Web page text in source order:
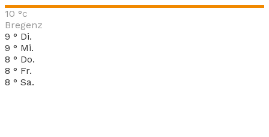
10 °c
Bregenz
9 ° Di.
9 ° Mi.
8 ° Do.
8 ° Fr.
8 ° Sa.